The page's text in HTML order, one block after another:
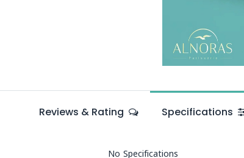
No Specifications